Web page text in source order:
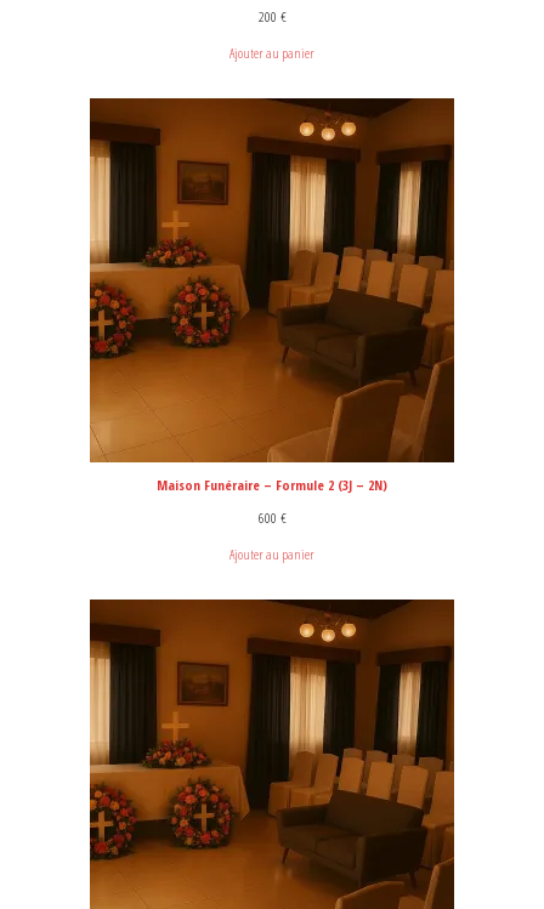
200 €
Ajouter au panier
Maison Funéraire – Formule 2 (3J – 2N)
600 €
Ajouter au panier